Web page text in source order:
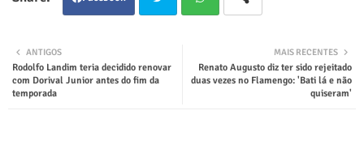
ter tsap
MAIS RECENTES
Renato Augusto diz ter sido rejeitado
duas vezes no Flamengo: 'Bati lá e não
quiseram'
ANTIGOS
Rodolfo Landim teria decidido renovar
com Dorival Junior antes do fim da
temporada